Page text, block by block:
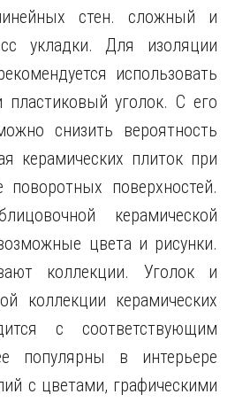
стен. сложный и
укладки. Для изоляции
использовать
пластиковый уголок. С его
снизить вероятность
керамических плиток при
поворотных поверхностей.
керамической
цвета и рисунки.
коллекции. Уголок и
коллекции керамических
с соответствующим
популярны в интерьере
с цветами, графическими